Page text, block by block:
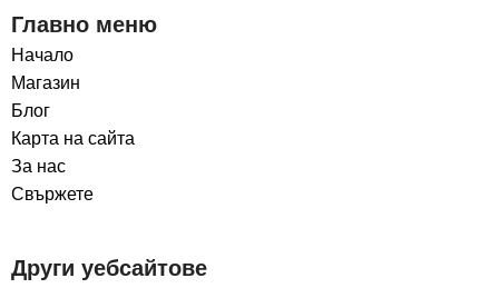
Главно меню
Начало
Магазин
Блог
Карта на сайта
За нас
Свържете
Други уебсайтове